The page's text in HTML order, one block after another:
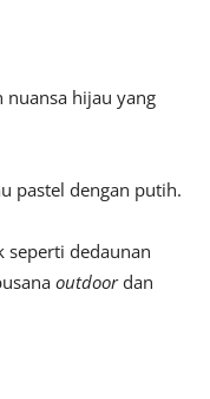
nuansa hijau yang
pastel dengan putih.
seperti dedaunan
outdoordan